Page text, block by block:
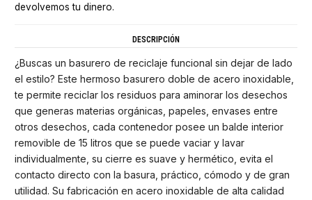
devolvemos tu dinero.
DESCRIPCIÓN
¿Buscas un basurero de reciclaje funcional sin dejar de lado
el estilo? Este hermoso basurero doble de acero inoxidable,
te permite reciclar los residuos para aminorar los desechos
que generas materias orgánicas, papeles, envases entre
otros desechos, cada contenedor posee un balde interior
removible de 15 litros que se puede vaciar y lavar
individualmente, su cierre es suave y hermético, evita el
contacto directo con la basura, práctico, cómodo y de gran
utilidad. Su fabricación en acero inoxidable de alta calidad